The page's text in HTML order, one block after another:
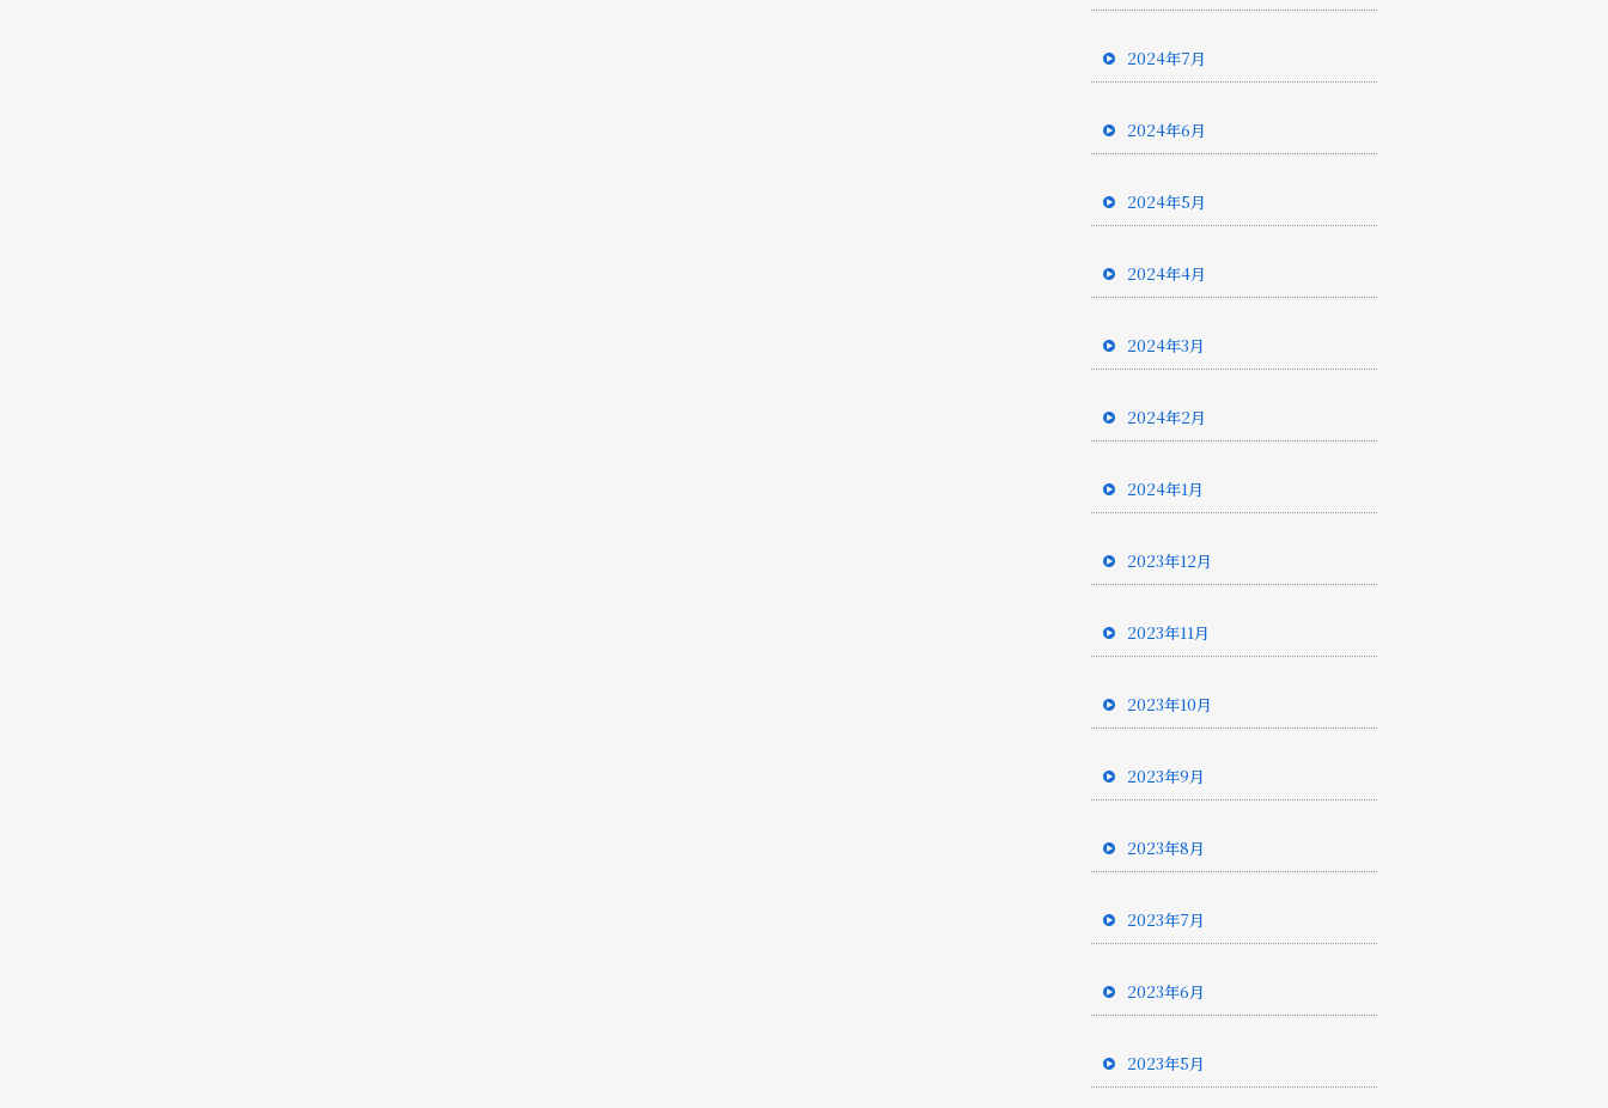
2024年7月
2024年6月
2024年5月
2024年4月
2024年3月
2024年2月
2024年1月
2023年12月
2023年11月
2023年10月
2023年9月
2023年8月
2023年7月
2023年6月
2023年5月